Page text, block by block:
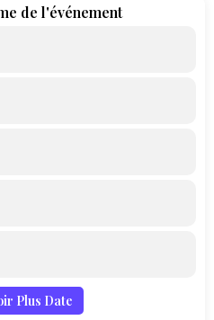
de l'événement
Plus Date